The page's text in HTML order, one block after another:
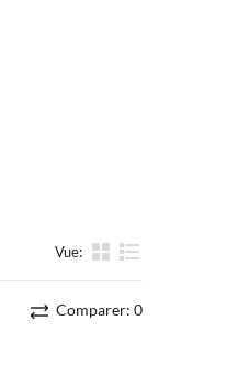
Vue:
Comparer: 0